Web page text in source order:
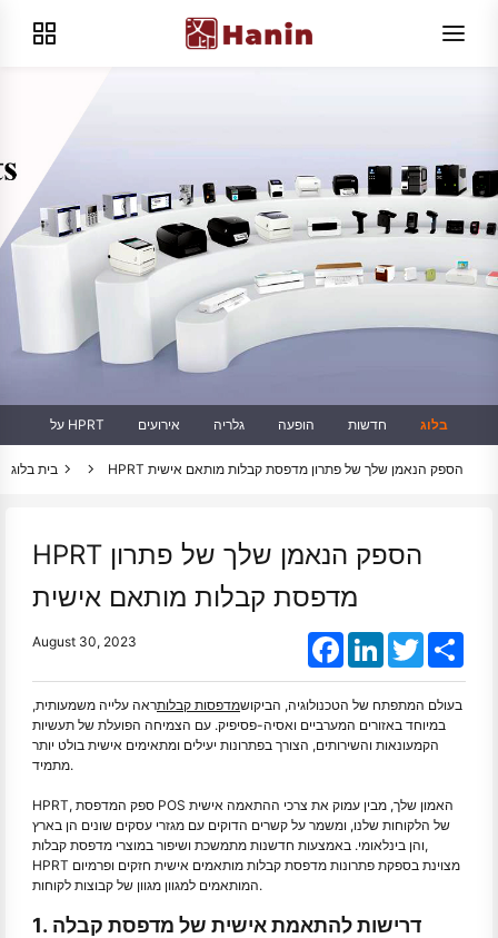
על HPRT אירועים גלריה הופעה חדשות בלוג
בית בלוג HPRT הספק הנאמן שלך של פתרון מדפסת קבלות מותאם אישית
HPRT הספק הנאמן שלך של פתרון
מדפסת קבלות מותאם אישית
August 30, 2023 FacebookLinkedInTwitter
בעולם המתפתח של הטכנולוגיה, הביקושמדפסות קבלותראה עלייה משמעותית,
במיוחד באזורים המערביים ואסיה-פסיפיק. עם הצמיחה הפועלת של תעשיות
הקמעונאות והשירותים, הצורך בפתרונות יעילים ומתאימים אישית בולט יותר
מתמיד.
HPRT, ספק המדפסת POS האמון שלך, מבין עמוק את צרכי ההתאמה אישית
של הלקוחות שלנו, ומשמר על קשרים הדוקים עם מגזרי עסקים שונים הן בארץ
והן בינלאומי. באמצעות חדשנות מתמשכת ושיפור במוצרי מדפסת קבלות,
HPRT מצוינת בספקת פתרונות מדפסת קבלות מותאמים אישית חזקים ופרמיום
המותאמים למגוון מגוון של קבוצות לקוחות.
1. דרישות להתאמת אישית של מדפסת קבלה